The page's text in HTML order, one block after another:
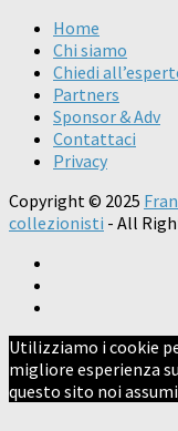
Home
Chi siamo
Chiedi
Partners
Sponsor & Adv
Contattaci
Privacy
Copyright © 2025
collezionisti - All
Utilizziamo i cookie
migliore esperienza
questo sito noi